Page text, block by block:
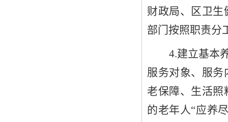
财政局、
区卫生
部门按照职责分
4.建立基本
服务对象、服
老保障、生活照
的老年人“应养